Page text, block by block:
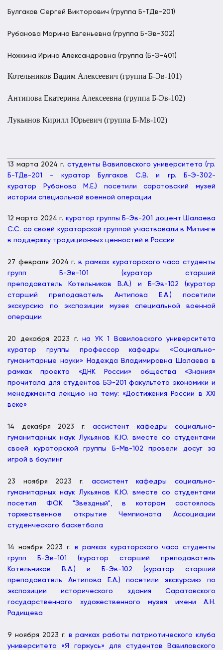
Булгаков Сергей Викторович (группа Б-ТДв-201)
Рубанова Марина Евгеньевна (группа Б-Эв-302)
Ножкина Ирина Александровна (группа (Б-Э-401)
Котельников Вадим Алексеевич (группа Б-Эв-101)
Антипова Екатерина Алексеевна (группа Б-Эв-102)
Лукьянов Кирилл Юрьевич (группа Б-Мв-102)
13 марта 2024 г. студенты Вавиловского университета (гр.
Б-ТДв-201 - куратор Булгаков С.В. и гр. Б-Э-302-
куратор Рубанова М.Е.) посетили саратовский музей
истории специальной военной операции
12 марта 2024 г. куратор группы Б-Эв-201 доцент Шалаева
С.С. со своей кураторской группой участвовали в Митинге
в поддержку традиционных ценностей в России
27 февраля 2024 г. в рамках кураторского часа студенты
групп Б-Эв-101 (куратор старший
преподаватель Котельников В.А.) и Б-Эв-102 (куратор
старший преподаватель Антипова Е.А.) посетили
экскурсию по экспозиции музея специальной военной
операции
20 декабря 2023 г. на УК 1 Вавиловского университета
куратор группы профессор кафедры «Социально-
гуманитарные науки» Надежда Владимировна Шалаева в
рамках проекта «ДНК России» общества «Знания»
прочитала для студентов БЭ-201 факультета экономики и
менеджмента лекцию на тему: «Достижения России в XXI
веке»
14 декабря 2023 г. ассистент кафедры социально-
гуманитарных наук Лукьянов К.Ю. вместе со студентами
своей кураторской группы Б-Мв-102 провели досуг за
игрой в боулинг
23 ноября 2023 г. ассистент кафедры социально-
гуманитарных наук Лукьянов К.Ю. вместе со студентами
посетил ФОК "Звездный", в котором состоялось
торжественное открытие Чемпионата Ассоциации
студенческого баскетбола
14 ноября 2023 г. в рамках кураторского часа студенты
групп Б-Эв-101 (куратор старший преподаватель
Котельников В.А.) и Б-Эв-102 (куратор старший
преподаватель Антипова Е.А.) посетили экскурсию по
экспозиции исторического здания Саратовского
государственного художественного музея имени А.Н.
Радищева
9 ноября 2023 г. в рамках работы патриотического клуба
университета «Я горжусь» для студентов Вавиловского